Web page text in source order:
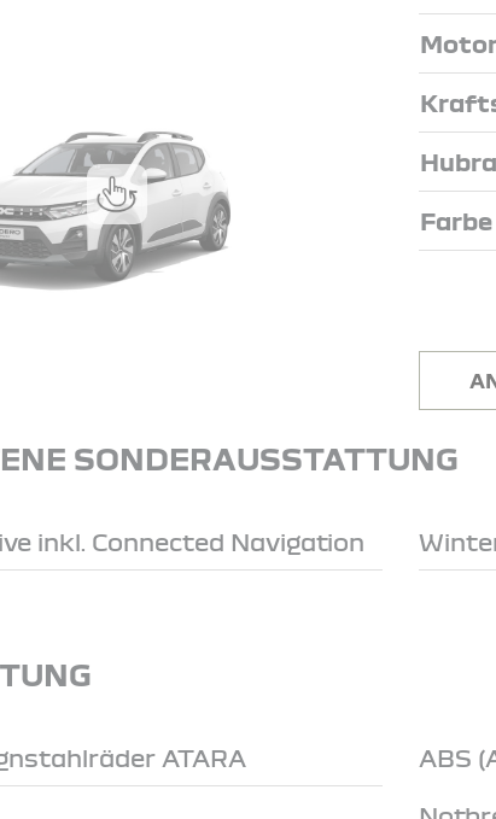
Farbe
SONDERAUSSTATTUNG
inkl. Connected Navigation
ATARA ABS